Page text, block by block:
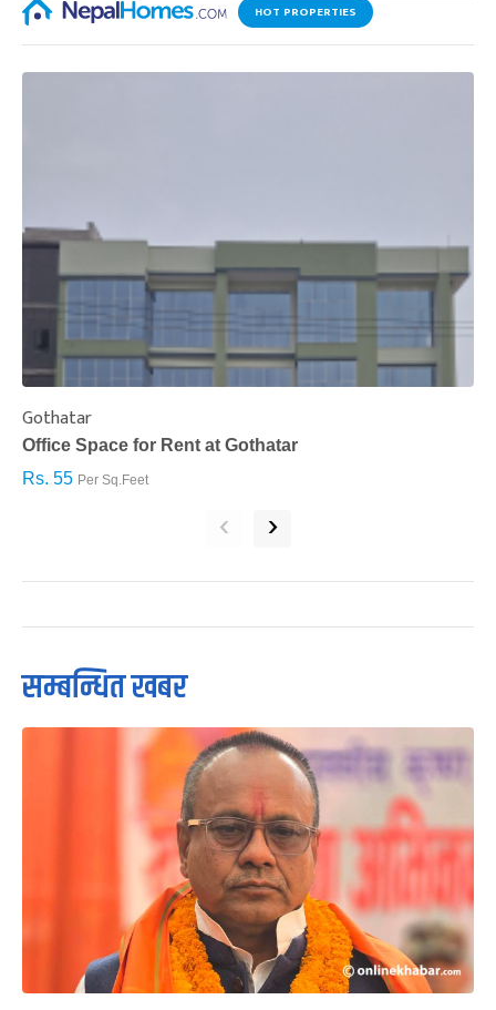
HOT PROPERTIES
Gothatar
Office Space for Rent at Gothatar
Rs. 55 Per Sq.Feet
‹ ›
सम्बन्धित खबर